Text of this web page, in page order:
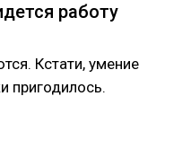
работу
Кстати, умение
пригодилось.